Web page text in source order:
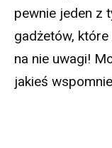
pewnie jeden z
gadżetów,
na nie uwagi!
jakieś